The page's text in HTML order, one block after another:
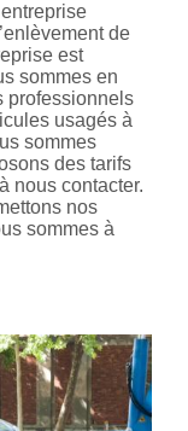
de
est
sommes en
professionnels
usagés à
sommes
des tarifs
nous contacter.
nos
sommes à